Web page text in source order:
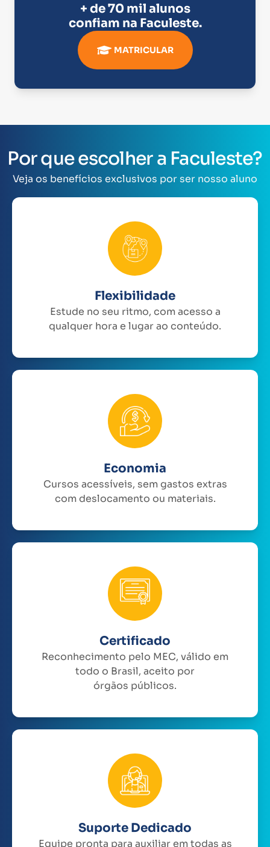
+ de 70 mil alunos
confiam na Faculeste.
MATRICULAR
Por que escolher a Faculeste?
Veja os benefícios exclusivos por ser nosso aluno
Flexibilidade
Estude no seu ritmo, com acesso a
qualquer hora e lugar ao conteúdo.
Economia
Cursos acessíveis, sem gastos extras
com deslocamento ou materiais.
Certificado
Reconhecimento pelo MEC, válido em
todo o Brasil, aceito por
órgãos públicos.
Suporte Dedicado
Equipe pronta para auxiliar em todas as